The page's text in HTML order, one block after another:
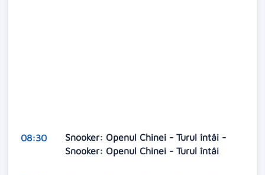
08:30
Snooker: Openul Chinei - Turul întâi -
Snooker: Openul Chinei - Turul întâi